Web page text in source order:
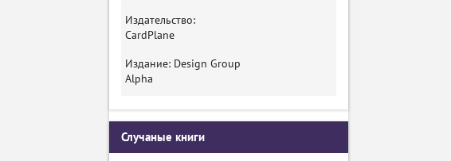
Издательство:
CardPlane
Издание: Design Group
Alpha
Случаные книги